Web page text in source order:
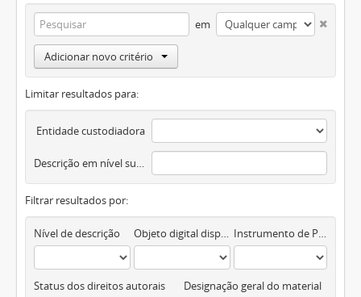
em
Adicionar novo critério
Limitar resultados para:
Entidade custodiadora
Descrição em nível superior
Filtrar resultados por:
Nível de descrição Objeto digital disponível Instrumento de Pesquisa
Status dos direitos autorais Designação geral do material